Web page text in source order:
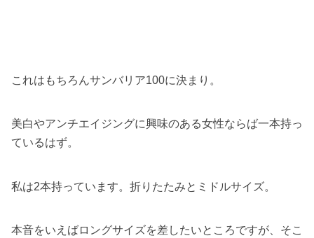
これはもちろんサンバリア100に決まり。
美白やアンチエイジングに興味のある女性ならば一本持っ
ているはず。
私は2本持っています。折りたたみとミドルサイズ。
本音をいえばロングサイズを差したいところですが、そこ